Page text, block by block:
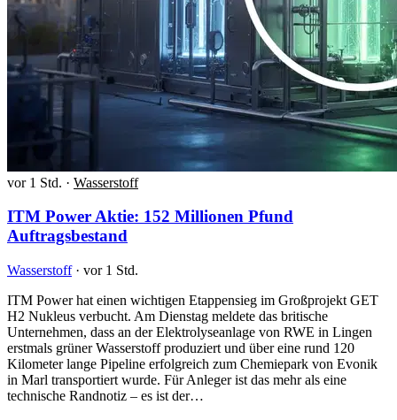
vor 1 Std. · Wasserstoff
ITM Power Aktie: 152 Millionen Pfund
Auftragsbestand
Wasserstoff · vor 1 Std.
ITM Power hat einen wichtigen Etappensieg im Großprojekt GET
H2 Nukleus verbucht. Am Dienstag meldete das britische
Unternehmen, dass an der Elektrolyseanlage von RWE in Lingen
erstmals grüner Wasserstoff produziert und über eine rund 120
Kilometer lange Pipeline erfolgreich zum Chemiepark von Evonik
in Marl transportiert wurde. Für Anleger ist das mehr als eine
technische Randnotiz – es ist der…